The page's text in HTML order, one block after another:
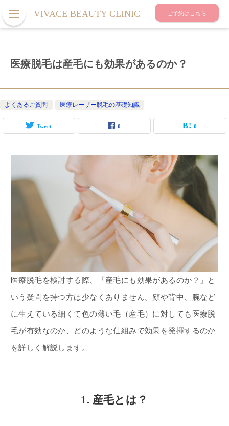
VIVACE BEAUTY CLINIC ご予約はこちら
医療脱毛は産毛にも効果があるのか？
よくあるご質問 医療レーザー脱毛の基礎知識
Tweet 0 0
医療脱毛を検討する際、「産毛にも効果があるのか？」と
いう疑問を持つ方は少なくありません。顔や背中、腕など
に生えている細くて色の薄い毛（産毛）に対しても医療脱
毛が有効なのか、どのような仕組みで効果を発揮するのか
を詳しく解説します。
1. 産毛とは？